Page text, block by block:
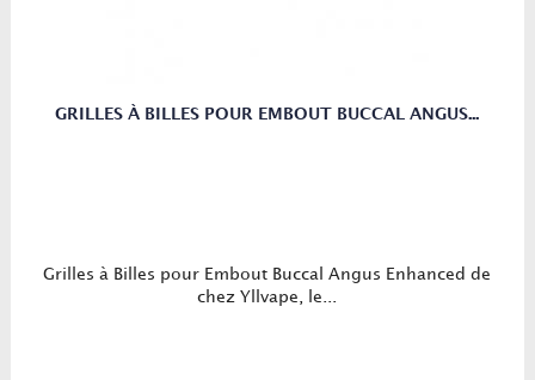
GRILLES À BILLES POUR EMBOUT BUCCAL ANGUS...
Grilles à Billes pour Embout Buccal Angus Enhanced de
chez Yllvape, le...